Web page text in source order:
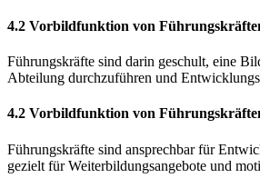
4.2 Vorbildfunktion von
Führungskräfte sind darin geschult, eine
Abteilung durchzuführen und
4.2 Vorbildfunktion von
Führungskräfte sind ansprechbar für
gezielt für Weiterbildungsangebote und